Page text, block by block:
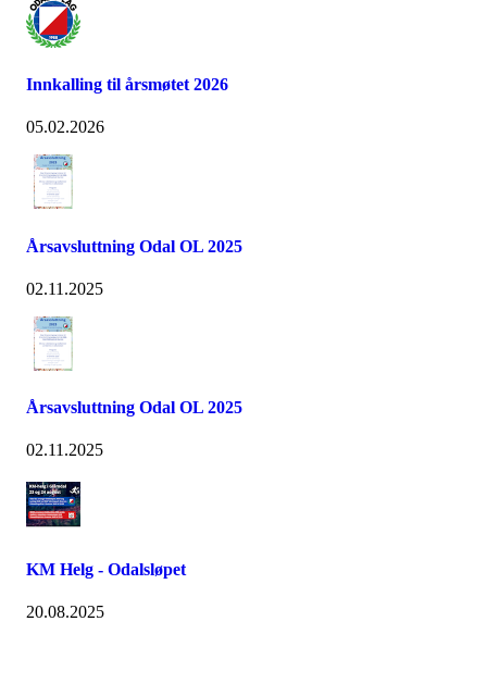
Innkalling til årsmøtet 2026
05.02.2026
Årsavsluttning Odal OL 2025
02.11.2025
Årsavsluttning Odal OL 2025
02.11.2025
KM Helg - Odalsløpet
20.08.2025